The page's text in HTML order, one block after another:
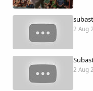
Idiosincrasia
Diccionario
Traductor
2 Aug
2 Aug